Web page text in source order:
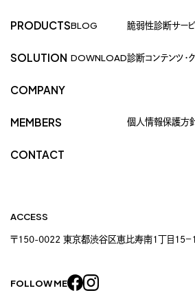
PRODUCTS
SOLUTION
COMPANY
MEMBERS
CONTACT
BLOG
DOWNLOAD
脆弱性診断サー
診断コンテンツ・
個人情報保護方
ACCESS
〒150-0022 東京都渋谷区恵比寿南1丁目
FOLLOW ME